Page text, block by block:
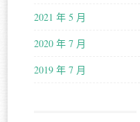
2021 年 5 月
2020 年 7 月
2019 年 7 月